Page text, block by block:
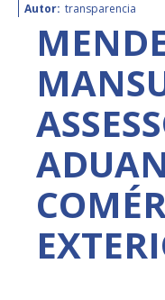
Autor: transparencia